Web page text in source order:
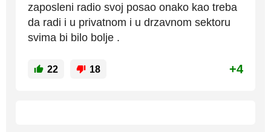
zaposleni radio svoj posao onako kao treba
da radi i u privatnom i u drzavnom sektoru
svima bi bilo bolje .
22 18 +4